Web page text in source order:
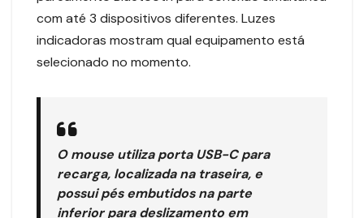
com até 3 dispositivos diferentes. Luzes
indicadoras mostram qual equipamento está
selecionado no momento.
O mouse utiliza porta USB-C para
recarga, localizada na traseira, e
possui pés embutidos na parte
inferior para deslizamento em